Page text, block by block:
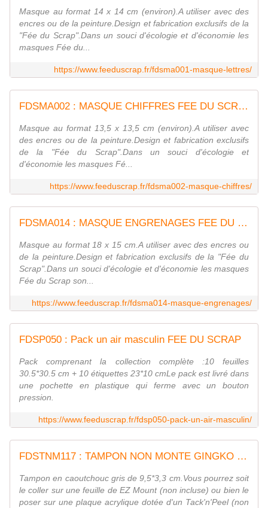
Masque au format 14 x 14 cm (environ).A utiliser avec des
encres ou de la peinture.Design et fabrication exclusifs de la
"Fée du Scrap".Dans un souci d'écologie et d'économie les
masques Fée du...
https://www.feeduscrap.fr/fdsma001-masque-lettres/
FDSMA002 : MASQUE CHIFFRES FEE DU SCRAP
Masque au format 13,5 x 13,5 cm (environ).A utiliser avec
des encres ou de la peinture.Design et fabrication exclusifs
de la "Fée du Scrap".Dans un souci d'écologie et
d'économie les masques Fé...
https://www.feeduscrap.fr/fdsma002-masque-chiffres/
FDSMA014 : MASQUE ENGRENAGES FEE DU SCRAP
Masque au format 18 x 15 cm.A utiliser avec des encres ou
de la peinture.Design et fabrication exclusifs de la "Fée du
Scrap".Dans un souci d'écologie et d'économie les masques
Fée du Scrap son...
https://www.feeduscrap.fr/fdsma014-masque-engrenages/
FDSP050 : Pack un air masculin FEE DU SCRAP
Pack comprenant la collection complète :10 feuilles
30.5*30.5 cm + 10 étiquettes 23*10 cmLe pack est livré dans
une pochette en plastique qui ferme avec un bouton
pression.
https://www.feeduscrap.fr/fdsp050-pack-un-air-masculin/
FDSTNM117 : TAMPON NON MONTE GINGKO Fée du scrap
Tampon en caoutchouc gris de 9,5*3,3 cm.Vous pourrez soit
le coller sur une feuille de EZ Mount (non incluse) ou bien le
poser sur une plaque acrylique dotée d'un Tack'n'Peel (non